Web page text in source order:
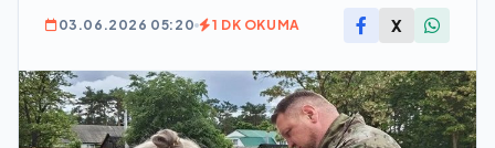
03.06.2026 05:20 1 DK OKUMA X